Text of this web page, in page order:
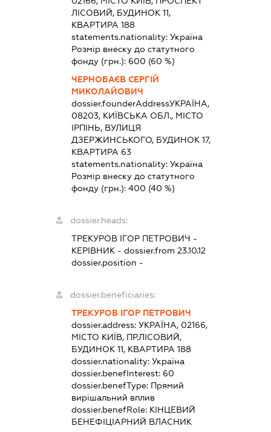
ЛІСОВИЙ, БУДИНОК 11,
КВАРТИРА 188
statements.nationality: Україна
Розмір внеску до статутного
фонду (грн.): 600 (60 %)
ЧЕРНОБАЄВ СЕРГІЙ
МИКОЛАЙОВИЧ
dossier.founderAddressУКРАЇНА,
08203, КИЇВСЬКА ОБЛ., МІСТО
ІРПІНЬ, ВУЛИЦЯ
ДЗЕРЖИНСЬКОГО, БУДИНОК 17,
КВАРТИРА 63
statements.nationality: Україна
Розмір внеску до статутного
фонду (грн.): 400 (40 %)
dossier.heads:
ТРЕКУРОВ ІГОР ПЕТРОВИЧ -
КЕРІВНИК - dossier.from 23.10.12
dossier.position -
dossier.beneficiaries:
ТРЕКУРОВ ІГОР ПЕТРОВИЧ
dossier.address: УКРАЇНА, 02166,
МІСТО КИЇВ, ПР.ЛІСОВИЙ,
БУДИНОК 11, КВАРТИРА 188
dossier.nationality: Україна
dossier.benefInterest: 60
dossier.benefType: Прямий
вирішальний вплив
dossier.benefRole: КІНЦЕВИЙ
БЕНЕФІЦІАРНИЙ ВЛАСНИК